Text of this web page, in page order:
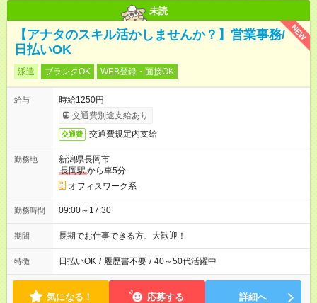
未読
NEW
【アナタのスキル活かしませんか？】営業事務/
日払いOK
派遣 ブランクOK WEB登録・面接OK
給与
時給1250円
交通費別途支給あり
交通費 交通費規定内支給
勤務地
新潟県長岡市
長岡駅から車5分
オフィスワーク系
勤務時間 09:00～17:30
期間 長期でお仕事できる方、大歓迎！
特徴 日払いOK / 履歴書不要 / 40～50代活躍中
気になる！ 応募する 詳細へ